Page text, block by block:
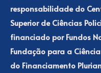
responsabilidade do
Superior de Ciências
financiado por Fundos
Fundação para a
do Financiamento